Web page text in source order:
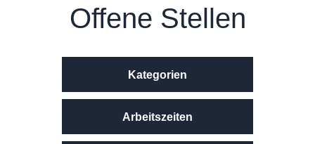
Offene Stellen
Kategorien
Arbeitszeiten